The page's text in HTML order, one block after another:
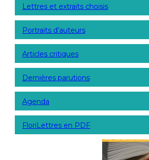
Lettres et extraits choisis
Portraits d’auteurs
Articles critiques
Dernières parutions
Agenda
FloriLettres en PDF